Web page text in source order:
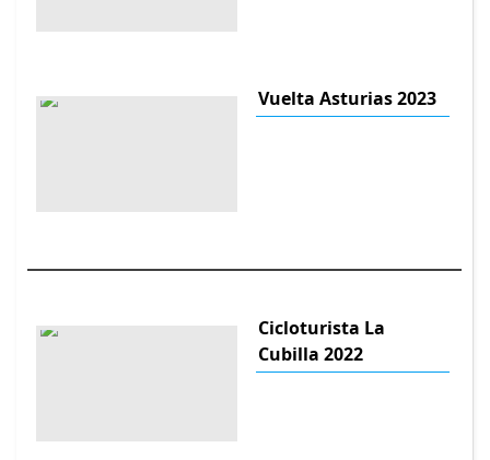
Vuelta Asturias 2023
Cicloturista La
Cubilla 2022